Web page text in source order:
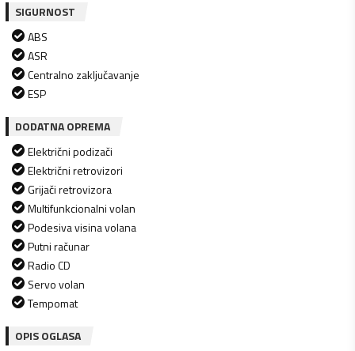
SIGURNOST
ABS
ASR
Centralno zaključavanje
ESP
DODATNA OPREMA
Električni podizači
Električni retrovizori
Grijači retrovizora
Multifunkcionalni volan
Podesiva visina volana
Putni računar
Radio CD
Servo volan
Tempomat
OPIS OGLASA